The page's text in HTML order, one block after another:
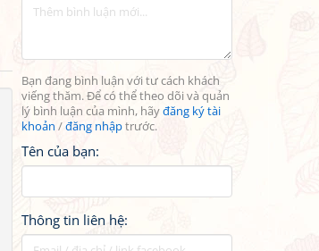
Bạn đang bình luận với tư cách khách
viếng thăm. Để có thể theo dõi và quản
lý bình luận của mình, hãyđăng ký tài
khoản /đăng nhậptrước.
Tên của bạn:
Thông tin liên hệ: